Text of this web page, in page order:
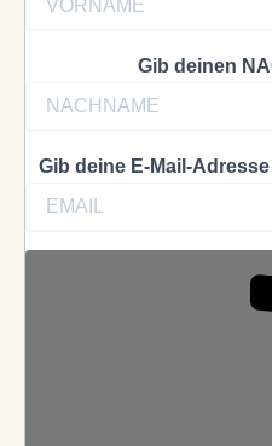
Gib deinen
Gib deine E-Mail-